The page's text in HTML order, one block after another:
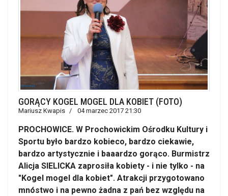
GORĄCY KOGEL MOGEL DLA KOBIET (FOTO)
Mariusz Kwapis 04 marzec 2017 21:30
PROCHOWICE. W Prochowickim Ośrodku Kultury i
Sportu było bardzo kobieco, bardzo ciekawie,
bardzo artystycznie i baaardzo gorąco. Burmistrz
Alicja SIELICKA zaprosiła kobiety - i nie tylko - na
"Kogel mogel dla kobiet". Atrakcji przygotowano
mnóstwo i na pewno żadna z pań bez względu na